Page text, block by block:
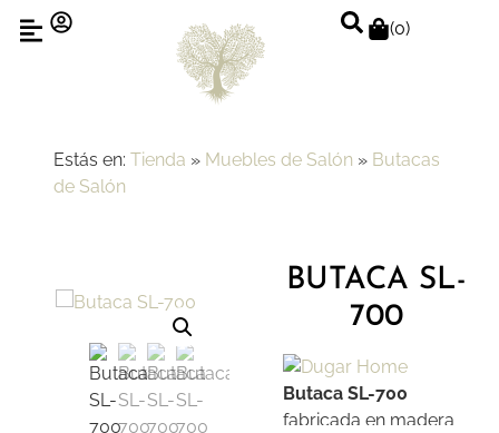
(0)
Estás en: Tienda » Muebles de Salón » Butacas
de Salón
BUTACA SL-
700
Butaca SL-700
fabricada en madera